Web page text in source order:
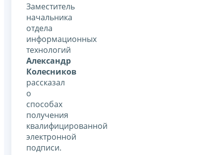
Заместитель
начальника
отдела
информационных
технологий
Александр
Колесников
рассказал
о
способах
получения
квалифицированной
электронной
подписи.